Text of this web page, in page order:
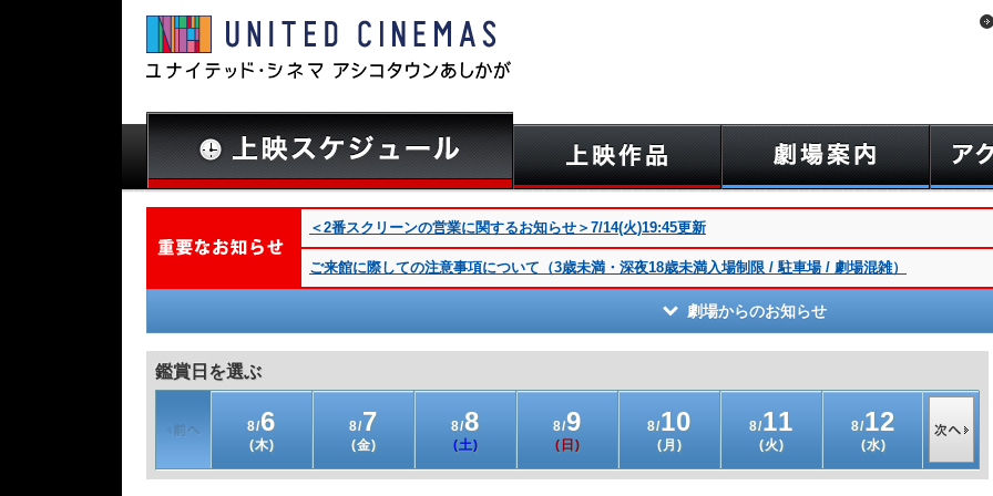
＜2番スクリーンの営業に関するお知らせ＞7/14(火)19:45更新
ご来館に際しての注意事項について（3歳未満・深夜18歳未満入場制限 / 駐車場 / 劇場混雑）
劇場からのお知らせ
鑑賞日を選ぶ
8/6
(木)
8/7
(金)
8/8
(土)
8/9
(日)
8/10
(月)
8/11
(火)
8/12
(水)
8/